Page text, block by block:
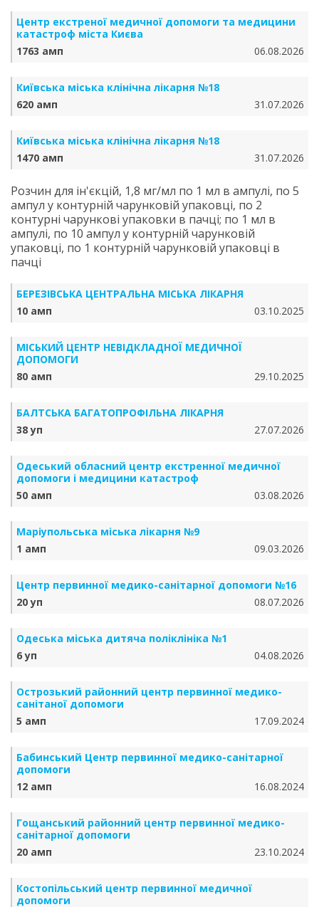
Центр екстреної медичної допомоги та медицини
катастроф міста Києва
1763 амп
06.08.2026
Київська міська клінічна лікарня №18
620 амп
31.07.2026
Київська міська клінічна лікарня №18
1470 амп
31.07.2026
Розчин для ін'єкцій, 1,8 мг/мл по 1 мл в ампулі, по 5
ампул у контурній чарунковій упаковці, по 2
контурні чарункові упаковки в пачці; по 1 мл в
ампулі, по 10 ампул у контурній чарунковій
упаковці, по 1 контурній чарунковій упаковці в
пачці
БЕРЕЗІВСЬКА ЦЕНТРАЛЬНА МІСЬКА ЛІКАРНЯ
10 амп
03.10.2025
МІСЬКИЙ ЦЕНТР НЕВІДКЛАДНОЇ МЕДИЧНОЇ
ДОПОМОГИ
80 амп
29.10.2025
БАЛТСЬКА БАГАТОПРОФІЛЬНА ЛІКАРНЯ
38 уп
27.07.2026
Одеський обласний центр екстренної медичної
допомоги і медицини катастроф
50 амп
03.08.2026
Маріупольська міська лікарня №9
1 амп
09.03.2026
Центр первинної медико-санітарної допомоги №16
20 уп
08.07.2026
Одеська міська дитяча поліклініка №1
6 уп
04.08.2026
Острозький районний центр первинної медико-
санітаної допомоги
5 амп
17.09.2024
Бабинський Центр первинної медико-санітарної
допомоги
12 амп
16.08.2024
Гощанський районний центр первинної медико-
санітарної допомоги
20 амп
23.10.2024
Костопільський центр первинної медичної
допомоги